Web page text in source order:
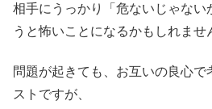
相手にうっかり「危ないじゃない
うと怖いことになるかもしれませ
問題が起きても、お互いの良心
ストですが、